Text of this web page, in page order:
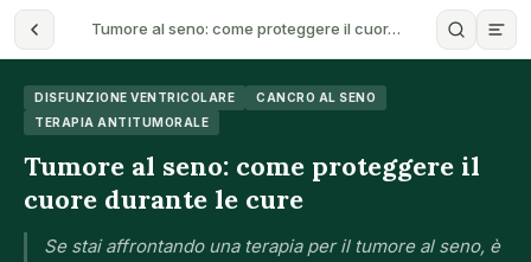
Tumore al seno: come proteggere il cuor…
DISFUNZIONE VENTRICOLARE
CANCRO AL SENO
TERAPIA ANTITUMORALE
Tumore al seno: come proteggere il
cuore durante le cure
Se stai affrontando una terapia per il tumore al seno, è